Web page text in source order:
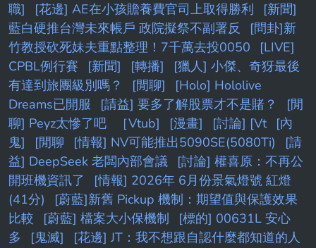
職]
[花邊] AE在小孩贍養費官司上取得勝利
[新聞]
藍白硬推台灣未來帳戶 政院擬祭不副署反
[問卦]新
竹教授砍死妹夫重點整理！7千萬去投0050
[LIVE]
CPBL例行賽
[新聞] [轉播]
[獵人] 小傑、奇犽最後
有達到旅團級別嗎？
[閒聊]
[Holo] Hololive
Dreams已開服
[請益] 要多了解股票才不是賭？
[閒
聊] Peyz太慘了吧
［Vtub] [漫畫] [討論] [Vt
[內
鬼]
[閒聊 [情報] NV可能推出5090SE(5080Ti)
[請
益] DeepSeek 老闆內部會議
[討論] 權喜原：不再公
開班機資訊了
[情報] 2026年 6月份景氣燈號 紅燈
(41分)
[蔚藍]新舊 Pickup 機制：期望值與保護效果
比較
[蔚藍] 檔案大小保機制
[標的] 00631L 安心
多
[鬼滅] [花邊] JT：我不想跟自認什麼都知道的人